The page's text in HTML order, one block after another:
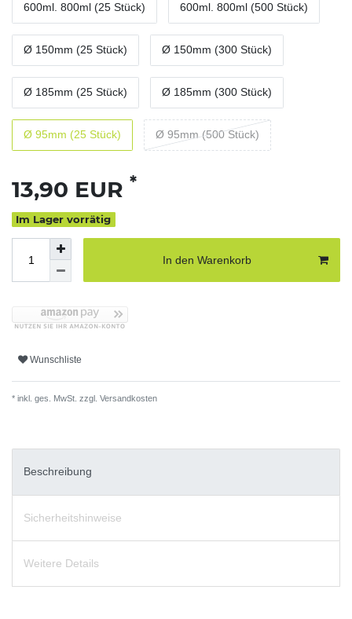
600ml. 800ml (25 Stück) 600ml. 800ml (500 Stück)
Ø 150mm (25 Stück) Ø 150mm (300 Stück)
Ø 185mm (25 Stück) Ø 185mm (300 Stück)
Ø 95mm (25 Stück) Ø 95mm (500 Stück)
13,90 EUR *
Im Lager vorrätig
In den Warenkorb
Wunschliste
* inkl. ges. MwSt. zzgl. Versandkosten
Beschreibung
Sicherheitshinweise
Weitere Details